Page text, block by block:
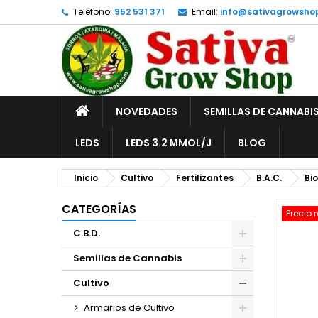
Teléfono: 952 531 371 Email:
INICIONOVEDADES SEMILLAS DE CANNABIS
LEDS LEDS 3.2 ΜMOL/J BLOG
Inicio Cultivo Fertilizantes B.A.C.
CATEGORÍAS
C.B.D.
Semillas de Cannabis
Cultivo
Armarios de Cultivo
Precio